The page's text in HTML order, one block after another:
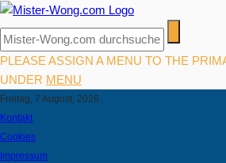
PLEASE ASSIGN A MENU TO THE
UNDER MENU
Freitag, 7 August, 2026
Kontakt
Cookies
Impressum